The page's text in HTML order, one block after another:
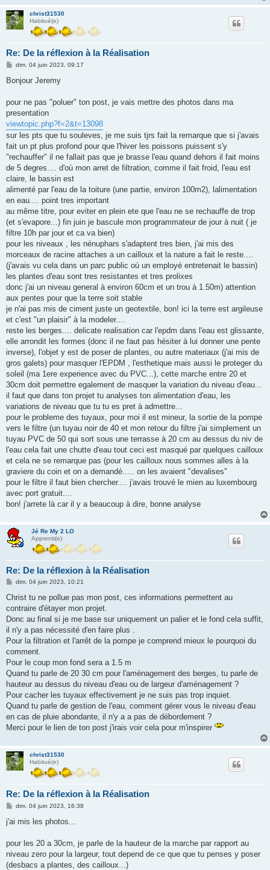
christ31530
Habitué(e)
Re: De la réflexion à la Réalisation
M
s
g
dim. 04 juin 2023, 09:17
Bonjour Jeremy
pour ne pas "poluer" ton post, je vais mettre des photos dans ma
presentation
viewtopic.php?f=2&t=13098
sur les pts que tu souleves, je me suis tjrs fait la remarque que si j'avais
fait un pt plus profond pour que l'hiver les poissons puissent s'y
"rechauffer" il ne fallait pas que je brasse l'eau quand dehors il fait moins
de 5 degres.... d'où mon arret de filtration, comme il fait froid, l'eau est
claire, le bassin est
alimenté par l'eau de la toiture (une partie, environ 100m2), lalimentation
en eau.... point tres important
au même titre, pour eviter en plein ete que l'eau ne se rechauffe de trop
(et s'evapore...) fin juin je bascule mon programmateur de jour à nuit ( je
filtre 10h par jour et ca va bien)
pour les niveaux , les nénuphars s'adaptent tres bien, j'ai mis des
morceaux de racine attaches a un cailloux et la nature a fait le reste....
(j'avais vu cela dans un parc public où un employé entretenait le bassin)
les plantes d'eau sont tres resistantes et tres prolixes
donc j'ai un niveau general à environ 60cm et un trou à 1.50m) attention
aux pentes pour que la terre soit stable
je n'ai pas mis de ciment juste un geotextile, bon! ici la terre est argileuse
et c'est "un plaisir" à la modeler....
reste les berges.... delicate realisation car l'epdm dans l'eau est glissante,
elle arrondit les formes (donc il ne faut pas hésiter à lui donner une pente
inverse), l'objet y est de poser de plantes, ou autre materiaux (j'ai mis de
gros galets) pour masquer l'EPDM , l'esthetique mais aussi le proteger du
soleil (ma 1ere experience avec du PVC...), cette marche entre 20 et
30cm doit permettre egalement de masquer la variation du niveau d'eau...
il faut que dans ton projet tu analyses ton alimentation d'eau, les
variations de niveau que tu tu es pret à admettre...
pour le probleme des tuyaux, pour moi il est mineur, la sortie de la pompe
vers le filtre (un tuyau noir de 40 et mon retour du filtre j'ai simplement un
tuyau PVC de 50 qui sort sous une terrasse à 20 cm au dessus du niv de
l'eau cela fait une chutte d'eau tout ceci est masqué par quelques cailloux
et cela ne se remarque pas (pour les cailloux nous sommes alles à la
graviere du coin et on a demandé..... on les avaient "devalises"
pour le filtre il faut bien chercher.... j'avais trouvé le mien au luxembourg
avec port gratuit....
bon! j'arrete là car il y a beaucoup à dire, bonne analyse
Jé Re My 2 LO
Apprenti(e)
Re: De la réflexion à la Réalisation
M
s
a
g
dim. 04 juin 2023, 10:21
Christ tu ne pollue pas mon post, ces informations permettent au
contraire d'étayer mon projet.
Donc au final si je me base sur uniquement un palier et le fond cela suffit,
il n'y a pas nécessité d'en faire plus .
Pour la filtration et l'arrêt de la pompe je comprend mieux le pourquoi du
comment.
Pour le coup mon fond sera a 1.5 m
Quand tu parle de 20 30 cm pour l'aménagement des berges, tu parle de
hauteur au dessus du niveau d'eau ou de largeur d'aménagement ?
Pour cacher les tuyaux effectivement je ne suis pas trop inquiet.
Quand tu parle de gestion de l'eau, comment gérer vous le niveau d'eau
en cas de pluie abondante, il n'y a a pas de débordement ?
Merci pour le lien de ton post j'irais voir cela pour m'inspirer
christ31530
Habitué(e)
Re: De la réflexion à la Réalisation
M
s
g
dim. 04 juin 2023, 16:38
j'ai mis les photos...
pour les 20 a 30cm, je parle de la hauteur de la marche par rapport au
niveau zero pour la largeur, tout depend de ce que que tu penses y poser
(desbacs a plantes, des cailloux...)